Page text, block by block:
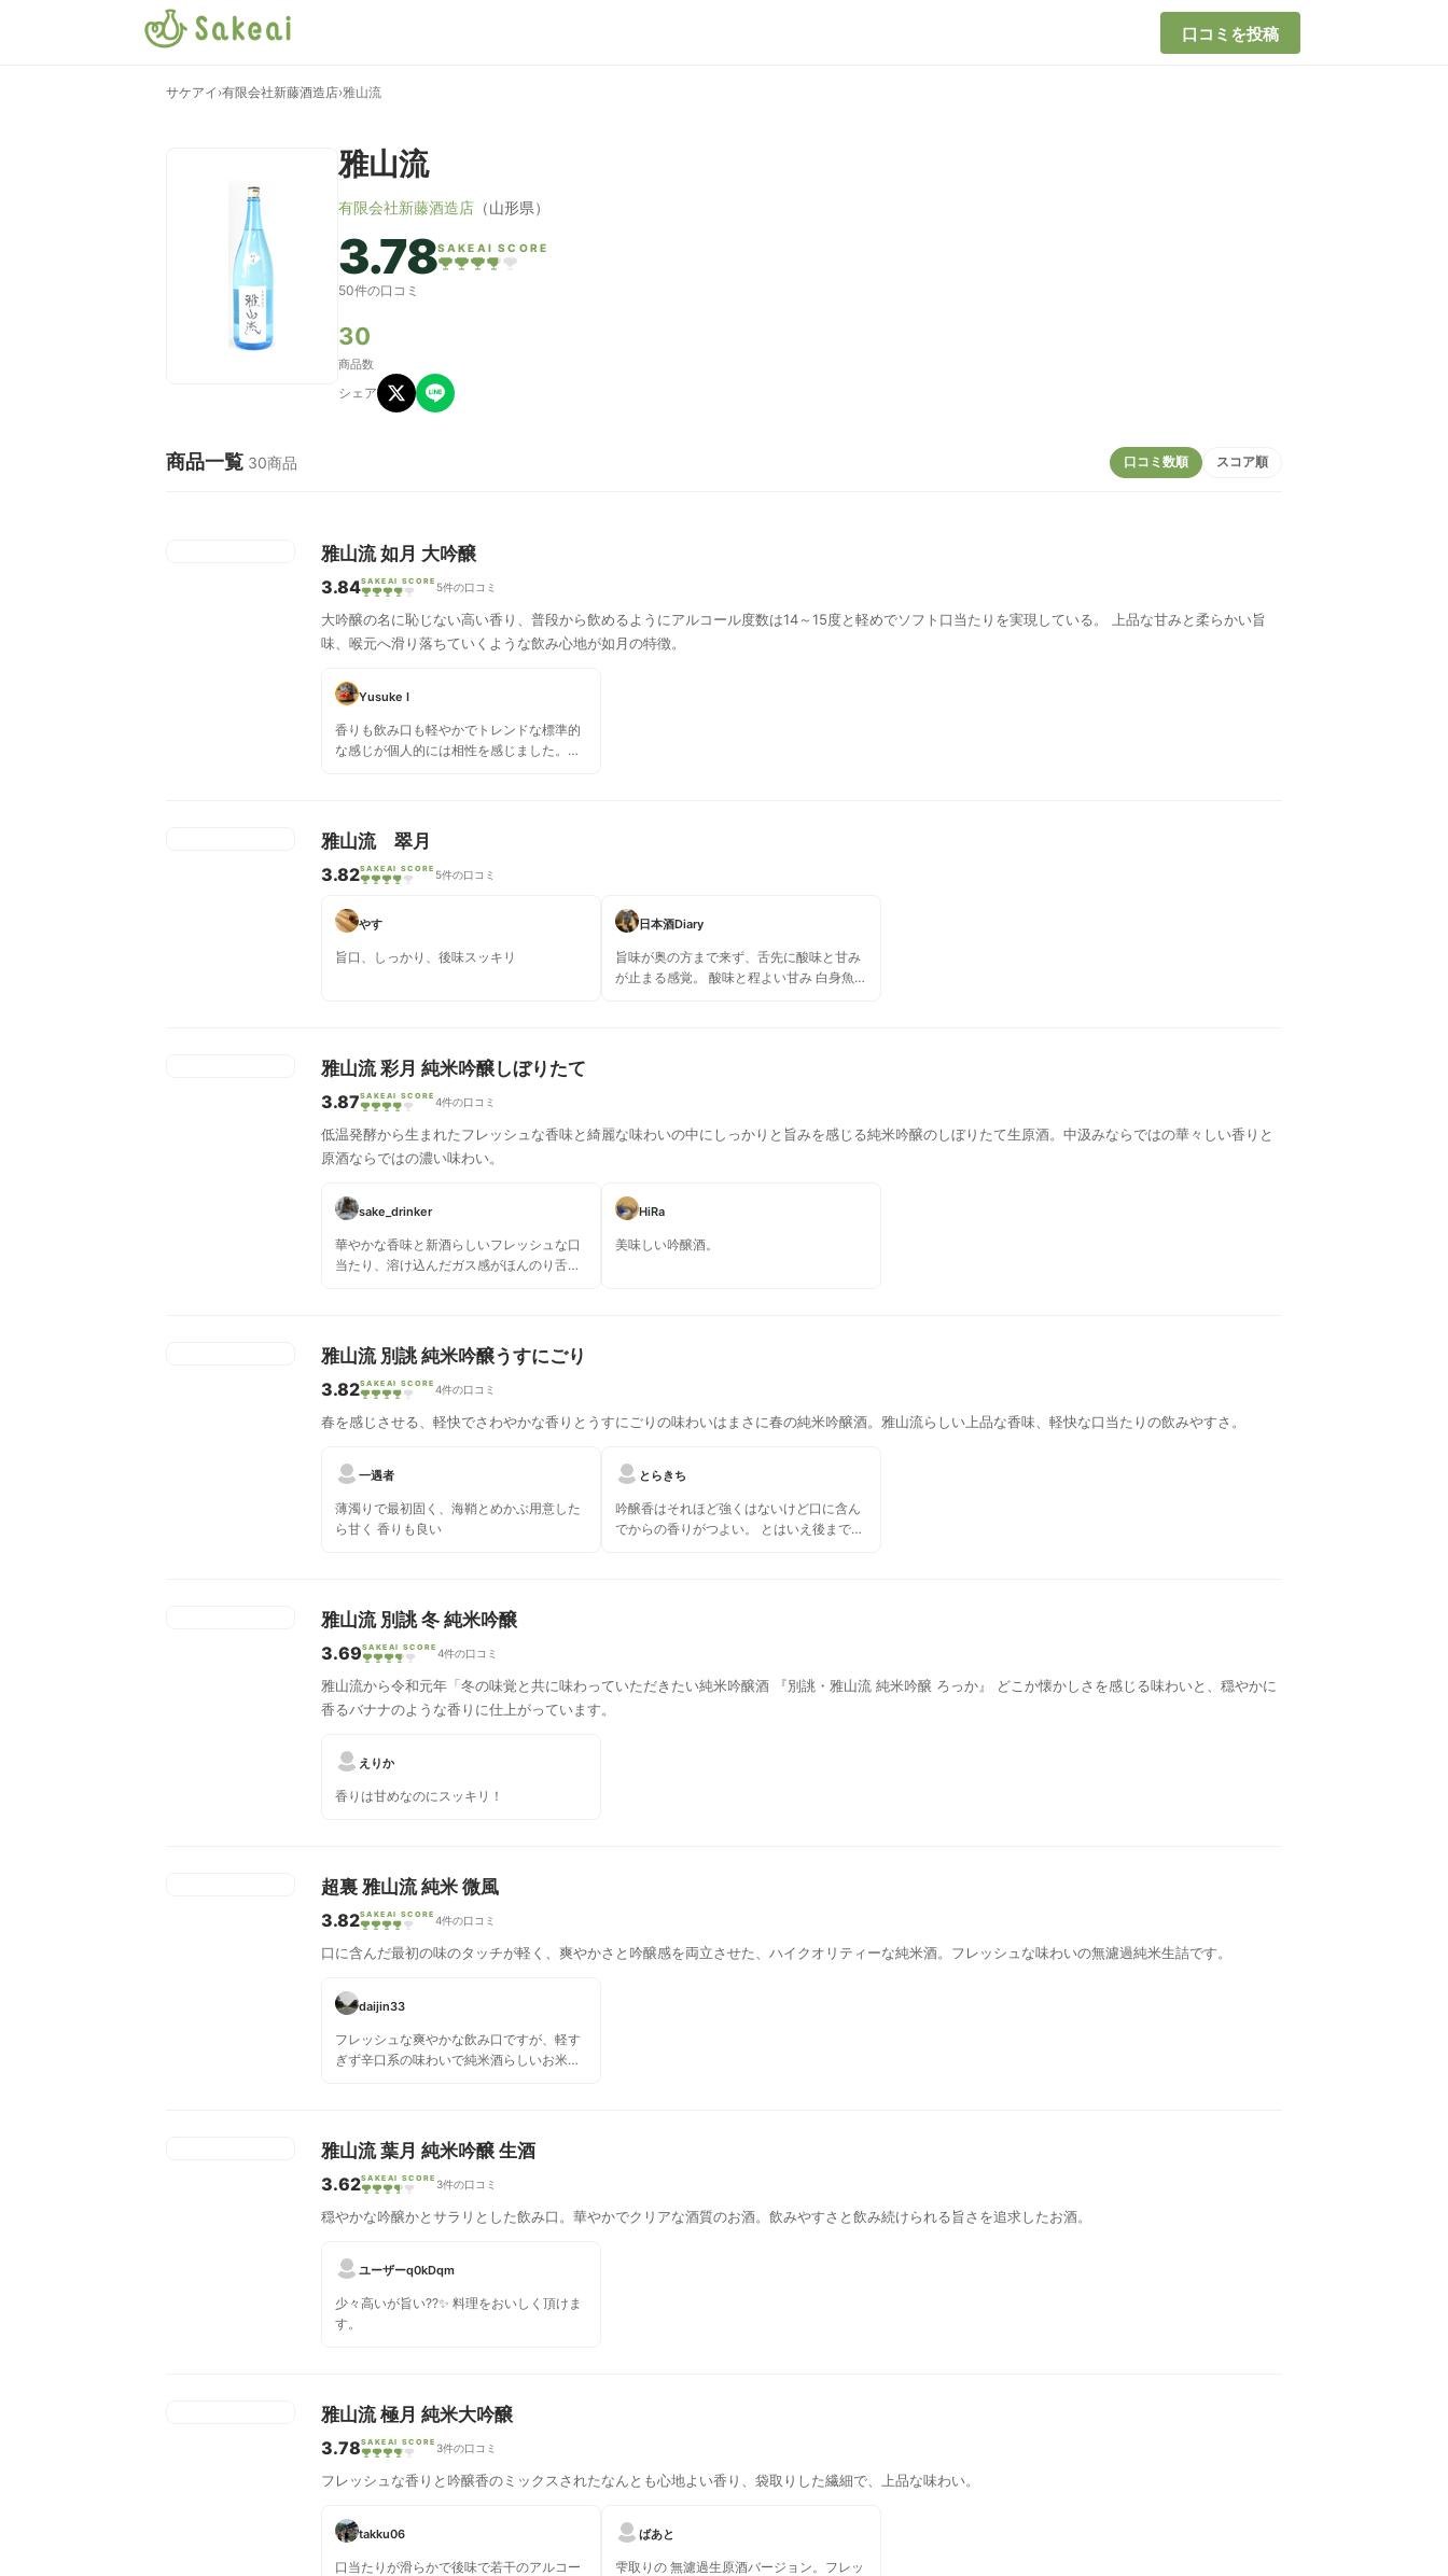
口コミを投稿
サケアイ ›有限会社新藤酒造店›雅山流
雅山流
有限会社新藤酒造店 （山形県）
3.78SAKEAI SCORE
50件の口コミ
30
商品数
シェア
商品一覧 30商品 口コミ数順 スコア順
雅山流 如月 大吟醸
3.84SAKEAI SCORE 5件の口コミ
大吟醸の名に恥じない高い香り、普段から飲めるようにアルコール度数は14～15度と軽めでソフト口当たりを実現している。 上品な甘みと柔らかい旨
味、喉元へ滑り落ちていくような飲み心地が如月の特徴。
Yusuke I
香りも飲み口も軽やかでトレンドな標準的
な感じが個人的には相性を感じました。お
雅山流 翠月
3.82SAKEAI SCORE 5件の口コミ
やす
旨口、しっかり、後味スッキリ
日本酒Diary
旨味が奥の方まで来ず、舌先に酸味と甘み
が止まる感覚。 酸味と程よい甘み 白身魚と
雅山流 彩月 純米吟醸しぼりたて
3.87SAKEAI SCORE 4件の口コミ
低温発酵から生まれたフレッシュな香味と綺麗な味わいの中にしっかりと旨みを感じる純米吟醸のしぼりたて生原酒。中汲みならではの華々しい香りと
原酒ならではの濃い味わい。
sake_drinker
華やかな香味と新酒らしいフレッシュな口
当たり、溶け込んだガス感がほんのり舌先
HiRa
美味しい吟醸酒。
雅山流 別誂 純米吟醸うすにごり
3.82SAKEAI SCORE 4件の口コミ
春を感じさせる、軽快でさわやかな香りとうすにごりの味わいはまさに春の純米吟醸酒。雅山流らしい上品な香味、軽快な口当たりの飲みやすさ。
一遇者
薄濁りで最初固く、海鞘とめかぶ用意した
ら甘く 香りも良い
とらきち
吟醸香はそれほど強くはないけど口に含ん
でからの香りがつよい。 とはいえ後まで引
雅山流 別誂 冬 純米吟醸
3.69SAKEAI SCORE 4件の口コミ
雅山流から令和元年「冬の味覚と共に味わっていただきたい純米吟醸酒 『別誂・雅山流 純米吟醸 ろっか』 どこか懐かしさを感じる味わいと、穏やかに
香るバナナのような香りに仕上がっています。
えりか
香りは甘めなのにスッキリ！
超裏 雅山流 純米 微風
3.82SAKEAI SCORE 4件の口コミ
口に含んだ最初の味のタッチが軽く、爽やかさと吟醸感を両立させた、ハイクオリティーな純米酒。フレッシュな味わいの無濾過純米生詰です。
daijin33
フレッシュな爽やかな飲み口ですが、軽す
ぎず辛口系の味わいで純米酒らしいお米の
雅山流 葉月 純米吟醸 生酒
3.62SAKEAI SCORE 3件の口コミ
穏やかな吟醸かとサラリとした飲み口。華やかでクリアな酒質のお酒。飲みやすさと飲み続けられる旨さを追求したお酒。
ユーザーq0kDqm
少々高いが旨い??✨ 料理をおいしく頂けま
す。
雅山流 極月 純米大吟醸
3.78SAKEAI SCORE 3件の口コミ
フレッシュな香りと吟醸香のミックスされたなんとも心地よい香り、袋取りした繊細で、上品な味わい。
takku06
口当たりが滑らかで後味で若干のアルコー
ばあと
雫取りの 無濾過生原酒バージョン。フレッ